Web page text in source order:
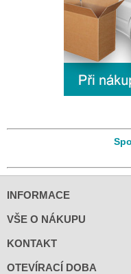
INFORMACE
VŠE O NÁKUPU
KONTAKT
OTEVÍRACÍ DOBA